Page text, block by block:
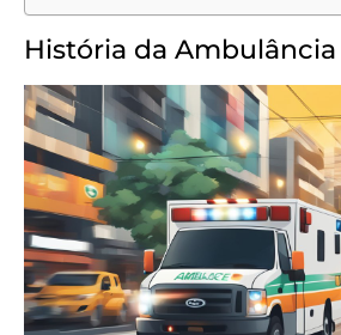
História da Ambulância